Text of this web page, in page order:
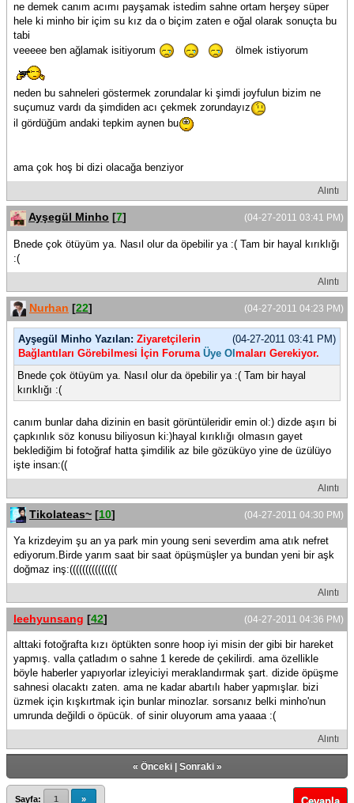
ne demek canım acımı payşamak istedim sahne ortam herşey süper
hele ki minho bir içim su kız da o biçim zaten e oğal olarak sonuçta bu
tabi
veeeee ben ağlamak isitiyorum
ölmek istiyorum
neden bu sahneleri göstermek zorundalar ki şimdi joyfulun bizim ne
suçumuz vardı da şimdiden acı çekmek zorundayız
il gördüğüm andaki tepkim aynen bu
ama çok hoş bi dizi olacağa benziyor
Alıntı
(04-27-2011 03:41 PM)
Ayşegül Minho [7]
Bnede çok ötüyüm ya. Nasıl olur da öpebilir ya :( Tam bir hayal kırıklığı
:(
Alıntı
(04-27-2011 04:23 PM)
Nurhan [22]
(04-27-2011 03:41 PM)
Ayşegül Minho Yazılan: Ziyaretçilerin
Bağlantıları Görebilmesi İçin Foruma Üye Ol maları Gerekiyor.
Bnede çok ötüyüm ya. Nasıl olur da öpebilir ya :( Tam bir hayal
kırıklığı :(
canım bunlar daha dizinin en basit görüntüleridir emin ol:) dizde aşırı bi
çapkınlık söz konusu biliyosun ki:)hayal kırıklığı olmasın gayet
beklediğim bi fotoğraf hatta şimdilik az bile gözüküyo yine de üzülüyo
işte insan:((
Alıntı
(04-27-2011 04:30 PM)
Tikolateas~ [10]
Ya krizdeyim şu an ya park min young seni severdim ama atık nefret
ediyorum.Birde yarım saat bir saat öpüşmüşler ya bundan yeni bir aşk
doğmaz inş:(((((((((((((((
Alıntı
(04-27-2011 04:36 PM)
leehyunsang [42]
alttaki fotoğrafta kızı öptükten sonre hoop iyi misin der gibi bir hareket
yapmış. valla çatladım o sahne 1 kerede de çekilirdi. ama özellikle
böyle haberler yapıyorlar izleyiciyi meraklandırmak şart. dizide öpüşme
sahnesi olacaktı zaten. ama ne kadar abartılı haber yapmışlar. bizi
üzmek için kışkırtmak için bunlar minozlar. sorsanız belki minho'nun
umrunda değildi o öpücük. of sinir oluyorum ama yaaaa :(
Alıntı
« Önceki| Sonraki»
Sayfa: 1 »